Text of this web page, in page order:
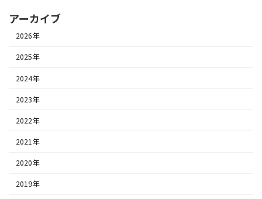
アーカイブ
2026年
2025年
2024年
2023年
2022年
2021年
2020年
2019年